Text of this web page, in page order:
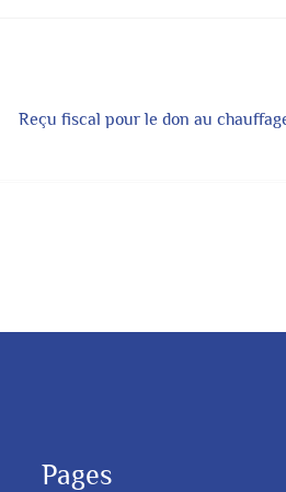
Article
Reçu fiscal pour le don au
Pages